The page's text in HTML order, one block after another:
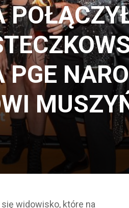
widowisko, które na